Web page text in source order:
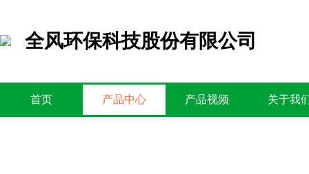
全风环保科技股份有限公司
首页 产品中心 产品视频 关于我